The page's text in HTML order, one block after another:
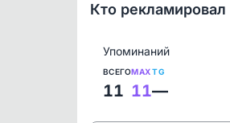
Кто рекламировал
Упоминаний
ВСЕГО
11
MAX
11
TG
—